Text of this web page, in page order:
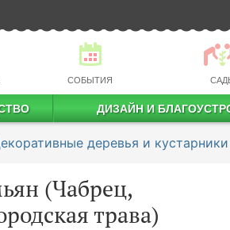
СОБЫТИЯ
ДИЗАЙН И
деревья и кустарники
(Чабрец,
трава)